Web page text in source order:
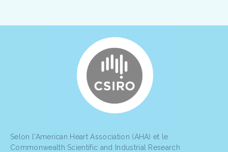
Selon l'American Heart Association (AHA) et le
Commonwealth Scientific and Industrial Research